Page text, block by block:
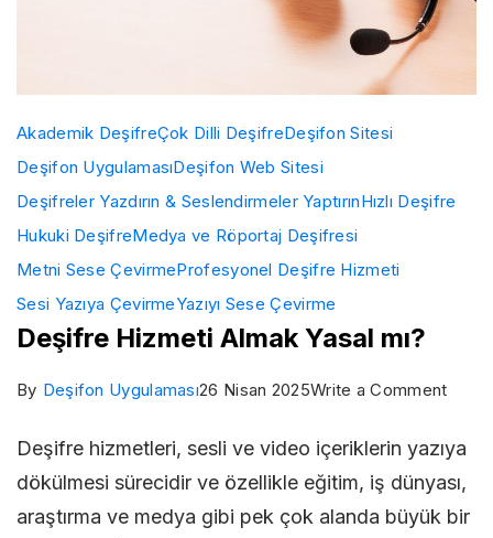
Akademik DeşifreÇok Dilli DeşifreDeşifon Sitesi
Deşifon UygulamasıDeşifon Web Sitesi
Deşifreler Yazdırın & Seslendirmeler YaptırınHızlı Deşifre
Hukuki DeşifreMedya ve Röportaj Deşifresi
Metni Sese ÇevirmeProfesyonel Deşifre Hizmeti
Sesi Yazıya ÇevirmeYazıyı Sese Çevirme
Deşifre Hizmeti Almak Yasal mı?
By Deşifon Uygulaması26 Nisan 2025Write a Commenton
Almak
Yasal
Deşifre hizmetleri, sesli ve video içeriklerin yazıya
dökülmesi sürecidir ve özellikle eğitim, iş dünyası,
araştırma ve medya gibi pek çok alanda büyük bir